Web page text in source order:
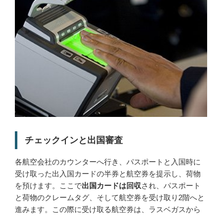
チェックインと出国審査
各航空会社のカウンターへ行き、パスポートと入国時に
受け取った出入国カードの半券と航空券を提示し、荷物
を預けます。ここで出国カードは回収され、パスポート
と荷物のクレームタグ、そして航空券を受け取り2階へと
進みます。この際に受け取る航空券は、ラスベガスから